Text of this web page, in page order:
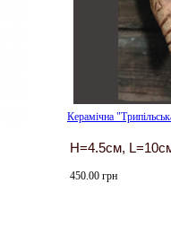
Керамічна
H=4.5см,
450.00 грн